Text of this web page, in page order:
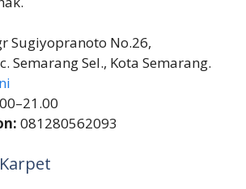
Sugiyopranoto No.26,
Semarang Sel., Kota Semarang.
081280562093